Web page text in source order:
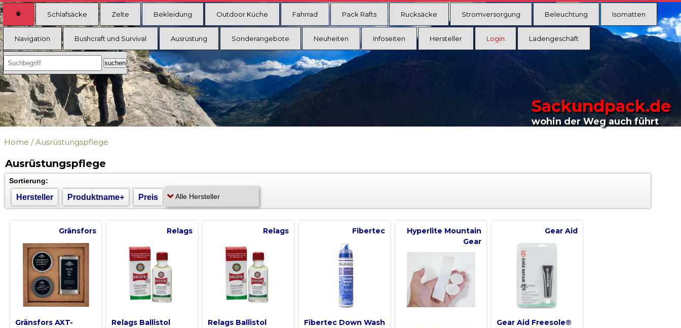
Schlafsäcke Zelte Bekleidung Outdoor Küche Fahrrad Pack Rafts Rucksäcke Stromversorgung Beleuchtung Isomatten
Navigation Bushcraft und Survival Ausrüstung Sonderangebote Neuheiten Infoseiten Hersteller Login Ladengeschäft
Sackundpack.de
wohin der Weg auch führt
Home /Ausrüstungspflege
Ausrüstungspflege
Sortierung:
Hersteller Produktname+ Preis
Gränsfors
Gränsfors AXT-
Relags
Relags Ballistol
Relags
Relags Ballistol
Fibertec
Fibertec Down Wash
Hyperlite Mountain
Gear
Gear Aid
Gear Aid Freesole®